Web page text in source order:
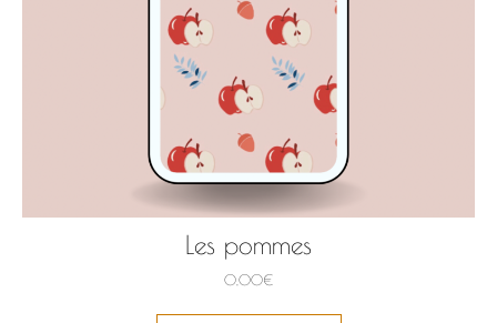
Les pommes
0,00€